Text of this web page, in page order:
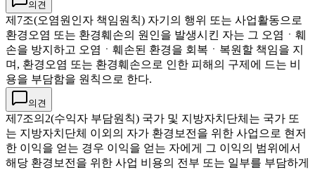
의견
제7조(오염원인자 책임원칙) 자기의 행위 또는 사업활동으로
환경오염 또는 환경훼손의 원인을 발생시킨 자는 그 오염ㆍ훼
손을 방지하고 오염ㆍ훼손된 환경을 회복ㆍ복원할 책임을 지
며, 환경오염 또는 환경훼손으로 인한 피해의 구제에 드는 비
용을 부담함을 원칙으로 한다.
의견
제7조의2(수익자 부담원칙) 국가 및 지방자치단체는 국가 또
는 지방자치단체 이외의 자가 환경보전을 위한 사업으로 현저
한 이익을 얻는 경우 이익을 얻는 자에게 그 이익의 범위에서
해당 환경보전을 위한 사업 비용의 전부 또는 일부를 부담하게